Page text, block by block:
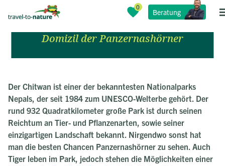
Beratung
Chitwan Nationalpark
Domizil der Panzernashörner
Der Chitwan ist einer der bekanntesten Nationalparks
Nepals, der seit 1984 zum UNESCO-Welterbe gehört. Der
rund 932 Quadratkilometer große Park ist durch seinen
Reichtum an Tier- und Pflanzenarten, sowie seiner
einzigartigen Landschaft bekannt. Nirgendwo sonst hat
man die besten Chancen Panzernashörner zu sehen. Auch
Tiger leben im Park, jedoch stehen die Möglichkeiten einer